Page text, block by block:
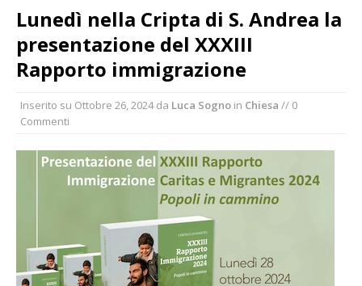
Estate di sagre anche per i mezzi storici della
collezione della Fondazione Marazzato
Pro vs Saluzzo, amichevole di buon riscontro
dell’Asl. Il Comune: «Misura precauzionale e
La Pro verso l’avvio della Stagione
La Regione stanzia oltre 38mila euro per il
carnevale di Santhià. La soddisfazione della
Pro Loco
Dieci anni fa l’ingresso a Vercelli
dell’arcivescovo mons. Marco Arnolfo
Lunedì nella Cripta di S. Andrea la
presentazione del XXXIII
Rapporto immigrazione
Inserito su Ottobre 26, 2024da Luca Sogno in Chiesa // 0
Commenti